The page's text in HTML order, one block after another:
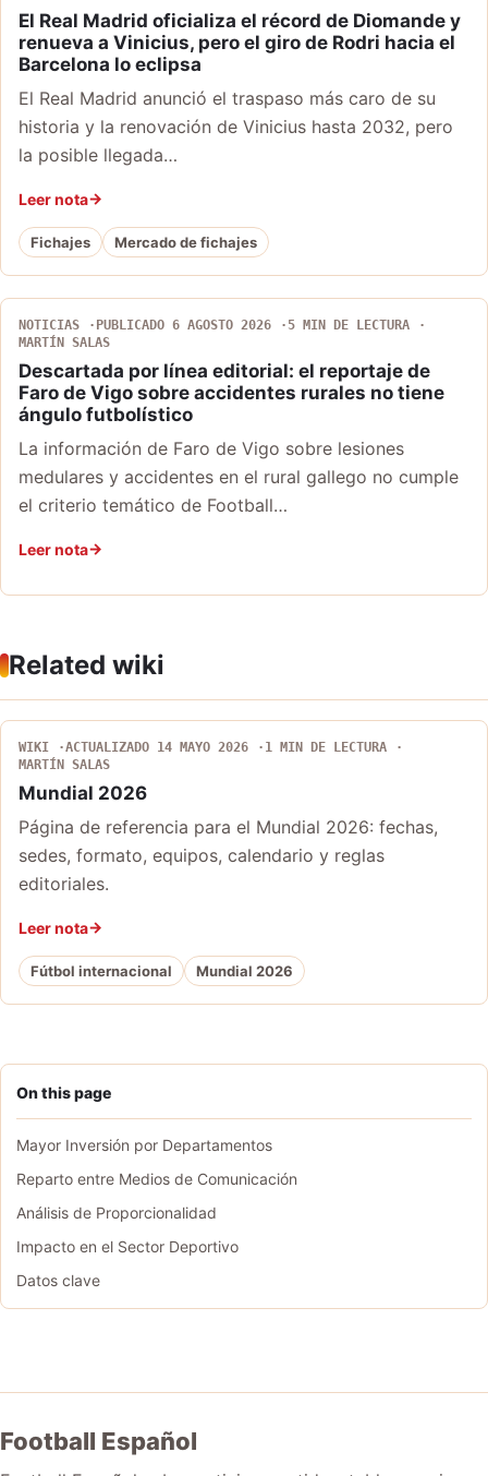
On this page
Mayor Inversión por Departamentos
Reparto entre Medios de Comunicación
Análisis de Proporcionalidad
Impacto en el Sector Deportivo
Datos clave
El Real Madrid oficializa el récord de Diomande y
renueva a Vinicius, pero el giro de Rodri hacia el
Barcelona lo eclipsa
El Real Madrid anunció el traspaso más caro de su
historia y la renovación de Vinicius hasta 2032, pero
la posible llegada…
Leer nota
Fichajes Mercado de fichajes
NOTICIAS PUBLICADO 6 AGOSTO 2026
5 MIN DE LECTURA
MARTÍN SALAS
Descartada por línea editorial: el reportaje de
Faro de Vigo sobre accidentes rurales no tiene
ángulo futbolístico
La información de Faro de Vigo sobre lesiones
medulares y accidentes en el rural gallego no cumple
el criterio temático de Football…
Leer nota
Related wiki
WIKI ACTUALIZADO 14 MAYO 2026
1 MIN DE LECTURA
MARTÍN SALAS
Mundial 2026
Página de referencia para el Mundial 2026: fechas,
sedes, formato, equipos, calendario y reglas
editoriales.
Leer nota
Fútbol internacional Mundial 2026
Football Español